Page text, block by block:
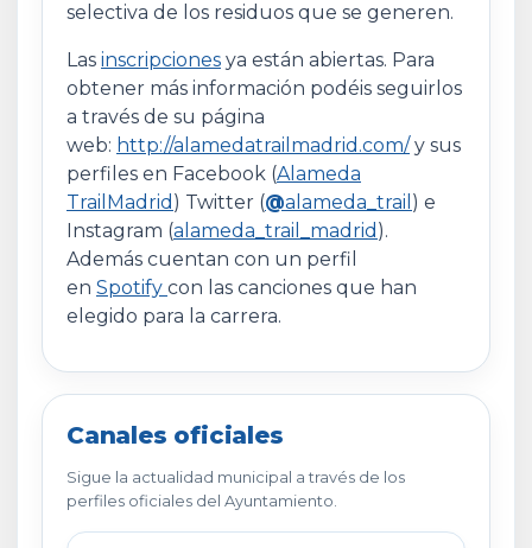
selectiva de los residuos que se generen.
Las inscripciones ya están abiertas. Para
obtener más información podéis seguirlos
a través de su página
web: http://alamedatrailmadrid.com/y sus
perfiles en Facebook (Alameda
TrailMadrid ) Twitter (@alameda_trail ) e
Instagram (alameda_trail_madrid ).
Además cuentan con un perfil
en Spotify con las canciones que han
elegido para la carrera.
Canales oficiales
Sigue la actualidad municipal a través de los
perfiles oficiales del Ayuntamiento.